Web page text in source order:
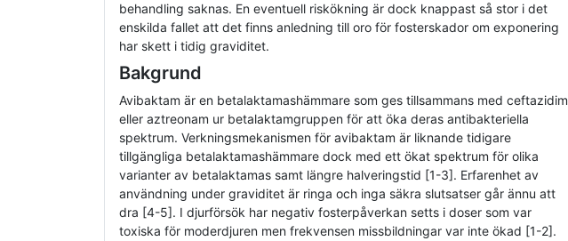
behandling saknas. En eventuell riskökning är dock knappast så stor i det
enskilda fallet att det finns anledning till oro för fosterskador om exponering
har skett i tidig graviditet.
Bakgrund
Avibaktam är en betalaktamashämmare som ges tillsammans med ceftazidim
eller aztreonam ur betalaktamgruppen för att öka deras antibakteriella
spektrum. Verkningsmekanismen för avibaktam är liknande tidigare
tillgängliga betalaktamashämmare dock med ett ökat spektrum för olika
varianter av betalaktamas samt längre halveringstid [1-3]. Erfarenhet av
användning under graviditet är ringa och inga säkra slutsatser går ännu att
dra [4-5]. I djurförsök har negativ fosterpåverkan setts i doser som var
toxiska för moderdjuren men frekvensen missbildningar var inte ökad [1-2].